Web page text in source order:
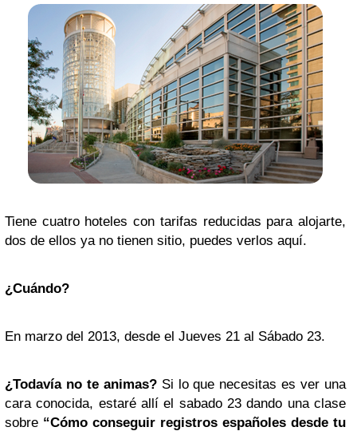
Tiene cuatro hoteles con tarifas reducidas para alojarte,
dos de ellos ya no tienen sitio, puedes verlos aquí.
¿Cuándo?
En marzo del 2013, desde el Jueves 21 al Sábado 23.
¿Todavía no te animas? Si lo que necesitas es ver una
cara conocida, estaré allí el sabado 23 dando una clase
sobre “Cómo conseguir registros españoles desde tu